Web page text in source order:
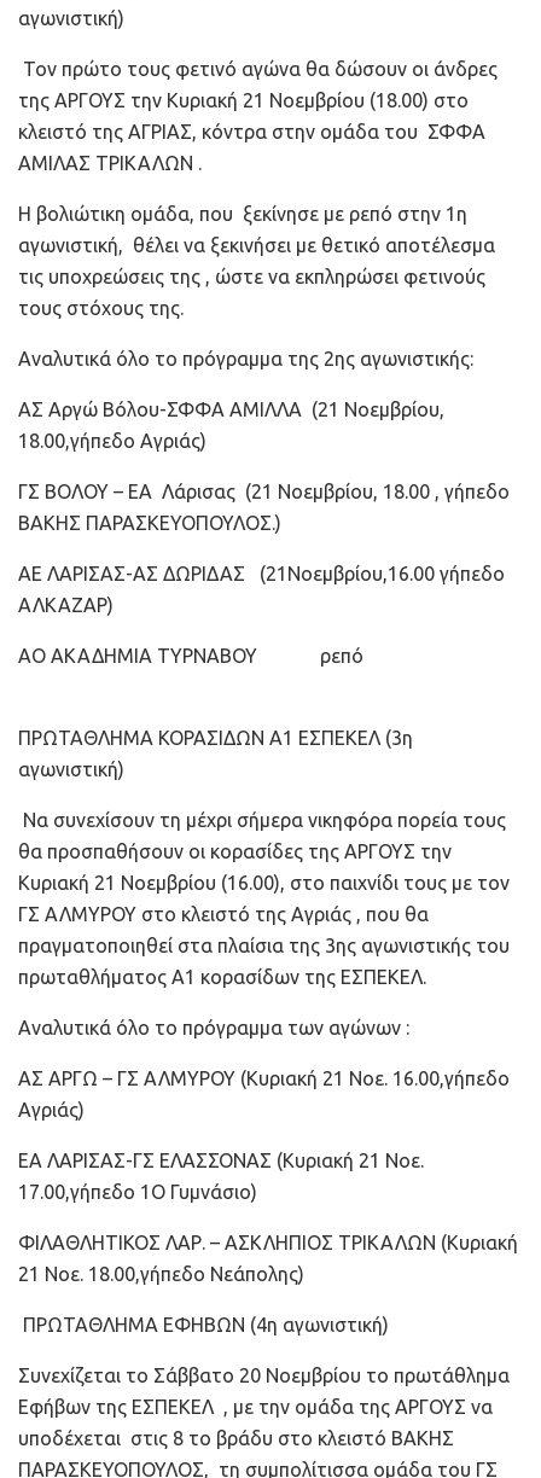
αγωνιστική)
Τον πρώτο τους φετινό αγώνα θα δώσουν οι άνδρες
της ΑΡΓΟΥΣ την Κυριακή 21 Νοεμβρίου (18.00) στο
κλειστό της ΑΓΡΙΑΣ, κόντρα στην ομάδα του ΣΦΦΑ
ΑΜΙΛΑΣ ΤΡΙΚΑΛΩΝ .
Η βολιώτικη ομάδα, που ξεκίνησε με ρεπό στην 1η
αγωνιστική, θέλει να ξεκινήσει με θετικό αποτέλεσμα
τις υποχρεώσεις της , ώστε να εκπληρώσει φετινούς
τους στόχους της.
Αναλυτικά όλο το πρόγραμμα της 2ης αγωνιστικής:
ΑΣ Αργώ Βόλου-ΣΦΦΑ ΑΜΙΛΛΑ (21 Νοεμβρίου,
18.00,γήπεδο Αγριάς)
ΓΣ ΒΟΛΟΥ – ΕΑ Λάρισας (21 Νοεμβρίου, 18.00 , γήπεδο
ΒΑΚΗΣ ΠΑΡΑΣΚΕΥΟΠΟΥΛΟΣ.)
ΑΕ ΛΑΡΙΣΑΣ-ΑΣ ΔΩΡΙΔΑΣ (21Νοεμβρίου,16.00 γήπεδο
ΑΛΚΑΖΑΡ)
ΑΟ ΑΚΑΔΗΜΙΑ ΤΥΡΝΑΒΟΥ ρεπό
ΠΡΩΤΑΘΛΗΜΑ ΚΟΡΑΣΙΔΩΝ Α1 ΕΣΠΕΚΕΛ (3η
αγωνιστική)
Να συνεχίσουν τη μέχρι σήμερα νικηφόρα πορεία τους
θα προσπαθήσουν οι κορασίδες της ΑΡΓΟΥΣ την
Κυριακή 21 Νοεμβρίου (16.00), στο παιχνίδι τους με τον
ΓΣ ΑΛΜΥΡΟΥ στο κλειστό της Αγριάς , που θα
πραγματοποιηθεί στα πλαίσια της 3ης αγωνιστικής του
πρωταθλήματος Α1 κορασίδων της ΕΣΠΕΚΕΛ.
Αναλυτικά όλο το πρόγραμμα των αγώνων :
ΑΣ ΑΡΓΩ – ΓΣ ΑΛΜΥΡΟΥ (Κυριακή 21 Νοε. 16.00,γήπεδο
Αγριάς)
ΕΑ ΛΑΡΙΣΑΣ-ΓΣ ΕΛΑΣΣΟΝΑΣ (Κυριακή 21 Νοε.
17.00,γήπεδο 1Ο Γυμνάσιο)
ΦΙΛΑΘΛΗΤΙΚΟΣ ΛΑΡ. – ΑΣΚΛΗΠΙΟΣ ΤΡΙΚΑΛΩΝ (Κυριακή
21 Νοε. 18.00,γήπεδο Νεάπολης)
ΠΡΩΤΑΘΛΗΜΑ ΕΦΗΒΩΝ (4η αγωνιστική)
Συνεχίζεται το Σάββατο 20 Νοεμβρίου το πρωτάθλημα
Εφήβων της ΕΣΠΕΚΕΛ , με την ομάδα της ΑΡΓΟΥΣ να
υποδέχεται στις 8 το βράδυ στο κλειστό ΒΑΚΗΣ
ΠΑΡΑΣΚΕΥΟΠΟΥΛΟΣ, τη συμπολίτισσα ομάδα του ΓΣ